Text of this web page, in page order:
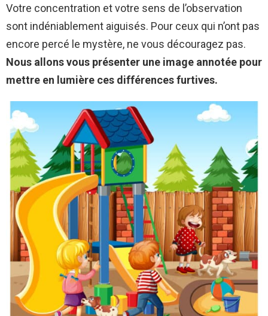
Votre concentration et votre sens de l’observation
sont indéniablement aiguisés. Pour ceux qui n’ont pas
encore percé le mystère, ne vous découragez pas.
Nous allons vous présenter une image annotée pour
mettre en lumière ces différences furtives.